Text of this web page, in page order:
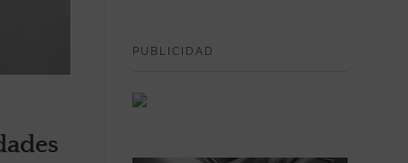
PUBLICIDAD